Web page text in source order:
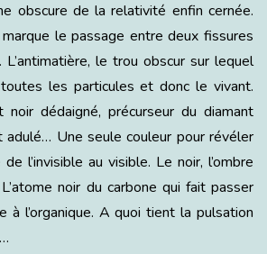
obscure de la relativité enfin cernée.
le passage entre deux fissures
le trou obscur sur lequel
toutes les particules et donc le vivant.
noir dédaigné, précurseur du diamant
adulé… Une seule couleur pour révéler
l’invisible au visible. Le noir, l’ombre
noir du carbone qui fait passer
à l’organique. A quoi tient la pulsation